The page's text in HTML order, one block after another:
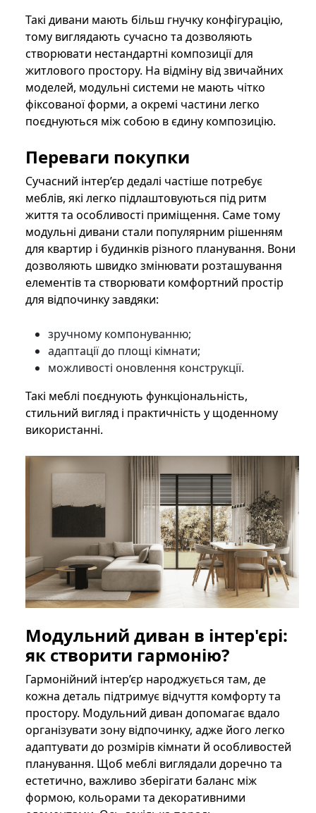
Такі дивани мають більш гнучку конфігурацію,
тому виглядають сучасно та дозволяють
створювати нестандартні композиції для
житлового простору. На відміну від звичайних
моделей, модульні системи не мають чітко
фіксованої форми, а окремі частини легко
поєднуються між собою в єдину композицію.
Переваги покупки
Сучасний інтер’єр дедалі частіше потребує
меблів, які легко підлаштовуються під ритм
життя та особливості приміщення. Саме тому
модульні дивани стали популярним рішенням
для квартир і будинків різного планування. Вони
дозволяють швидко змінювати розташування
елементів та створювати комфортний простір
для відпочинку завдяки:
зручному компонуванню;
адаптації до площі кімнати;
можливості оновлення конструкції.
Такі меблі поєднують функціональність,
стильний вигляд і практичність у щоденному
використанні.
Модульний диван в інтер'єрі:
як створити гармонію?
Гармонійний інтер’єр народжується там, де
кожна деталь підтримує відчуття комфорту та
простору. Модульний диван допомагає вдало
організувати зону відпочинку, адже його легко
адаптувати до розмірів кімнати й особливостей
планування. Щоб меблі виглядали доречно та
естетично, важливо зберігати баланс між
формою, кольорами та декоративними